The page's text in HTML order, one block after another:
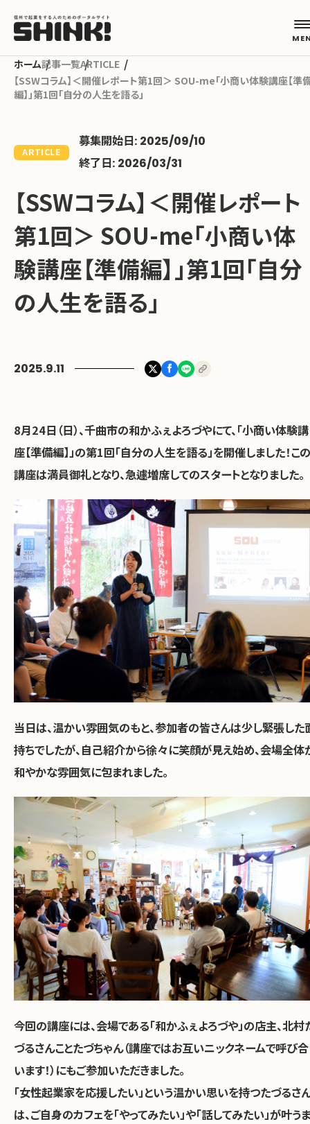
カテゴリから探す
起業フェーズから探す
地域から探す
キーワードから探す
ABOUT
記事一覧ARTICLE
【SSWコラム】＜開催レポート第1回＞ SOU-me「小商い体験講座【準
編】」第1回「自分の人生を語る」
ARTICLE
募集開始日: 2025/09/10
終了日: 2026/03/31
【SSWコラム】＜開催レポート
第1回＞ SOU-me「小商い体
験講座【準備編】」第1回「自分
の人生を語る」
2025.9.11
8月24日（日）、千曲市の和かふぇよろづやにて、「小商い体験講
座【準備編】」の第1回「自分の人生を語る」を開催しました！この
講座は満員御礼となり、急遽増席してのスタートとなりました。
当日は、温かい雰囲気のもと、参加者の皆さんは少し緊張した
持ちでしたが、自己紹介から徐々に笑顔が見え始め、会場全体
和やかな雰囲気に包まれました。
今回の講座には、会場である「和かふぇよろづや」の店主、北村
づるさんことたづちゃん（講座ではお互いニックネームで呼び合
います！）にもご参加いただきました。
「女性起業家を応援したい」という温かい思いを持つたづるさ
は、ご自身のカフェを「やってみたい」や「話してみたい」が叶うま